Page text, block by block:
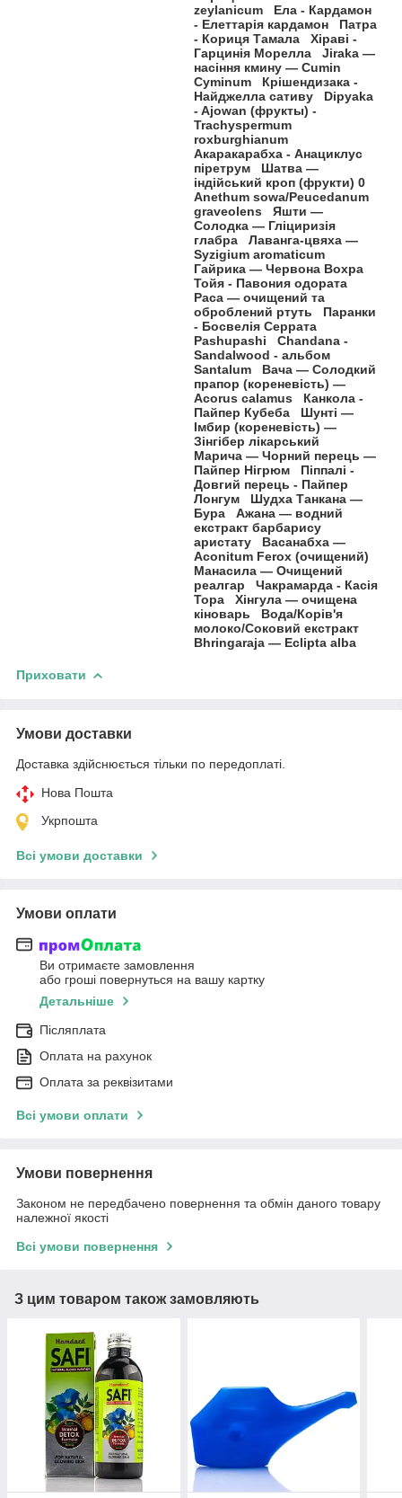
zeylanicum Ела - Кардамон
- Елеттарія кардамон Патра
- Кориця Тамала Хіраві -
Гарцинія Морелла Jiraka —
насіння кмину — Cumin
Cyminum Крішендизака -
Найджелла сативу Dipyaka
- Ajowan (фрукты) -
Trachyspermum
roxburghianum
Акаракарабха - Анациклус
піретрум Шатва —
індійський кроп (фрукти) 0
Anethum sowa/Peucedanum
graveolens Яшти —
Солодка — Гліциризія
глабра Лаванга-цвяха —
Syzigium aromaticum
Гайрика — Червона Вохра
Тойя - Павония одората
Раса — очищений та
оброблений ртуть Паранки
- Босвелія Серрата
Pashupashi Chandana -
Sandalwood - альбом
Santalum Вача — Солодкий
прапор (кореневість) —
Acorus calamus Канкола -
Пайпер Кубеба Шунті —
Імбир (кореневість) —
Зінгібер лікарський
Марича — Чорний перець —
Пайпер Нігрюм Піппалі -
Довгий перець - Пайпер
Лонгум Шудха Танкана —
Бура Ажана — водний
екстракт барбарису
аристату Васанабха —
Aconitum Ferox (очищений)
Манасила — Очищений
реалгар Чакрамарда - Касія
Тора Хінгула — очищена
кіноварь Вода/Корів'я
молоко/Соковий екстракт
Bhringaraja — Eclipta alba
Приховати
Умови доставки
Доставка здійснюється тільки по передоплаті.
Нова Пошта
Укрпошта
Всі умови доставки
Умови оплати
Ви отримаєте замовлення
або гроші повернуться на вашу картку
Детальніше
Післяплата
Оплата на рахунок
Оплата за реквізитами
Всі умови оплати
Умови повернення
Законом не передбачено повернення та обмін даного товару
належної якості
Всі умови повернення
З цим товаром також замовляють